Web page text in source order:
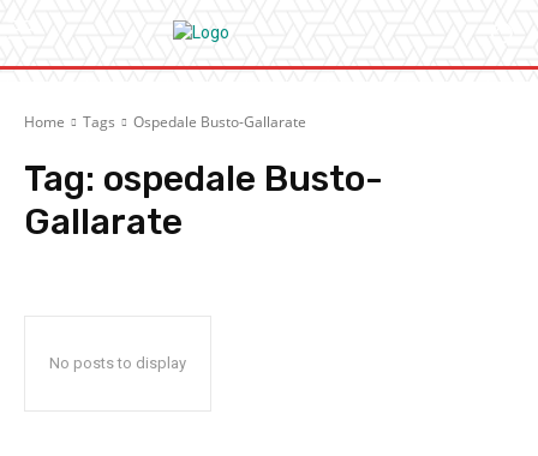
Home Tags Ospedale Busto-Gallarate
Tag: ospedale Busto-
Gallarate
No posts to display